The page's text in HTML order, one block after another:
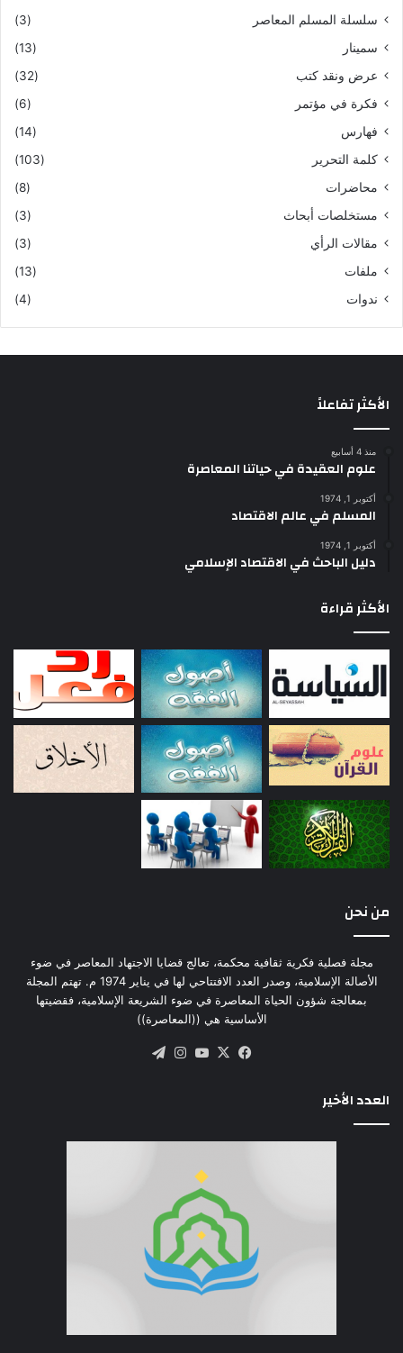
سلسلة المسلم المعاصر
(3)
سمينار
(13)
عرض ونقد كتب
(32)
فكرة في مؤتمر
(6)
فهارس
(14)
كلمة التحرير
(103)
محاضرات
(8)
مستخلصات أبحاث
(3)
مقالات الرأي
(3)
ملفات
(13)
ندوات
(4)
الأكثر تفاعلاً
منذ 4 أسابيع
علوم العقيدة في حياتنا المعاصرة
أكتوبر 1, 1974
المسلم في عالم الاقتصاد
أكتوبر 1, 1974
دليل الباحث في الاقتصاد الإسلامي
الأكثر قراءة
من نحن
مجلة فصلية فكرية ثقافية محكمة، تعالج قضايا الاجتهاد المعاصر في ضوء
الأصالة الإسلامية، وصدر العدد الافتتاحي لها في يناير 1974 م. تهتم المجلة
بمعالجة شؤون الحياة المعاصرة في ضوء الشريعة الإسلامية، فقضيتها
الأساسية هي ((المعاصرة))
فيسبوك
‫X
‫YouTube
انستقرام
العدد الأخير